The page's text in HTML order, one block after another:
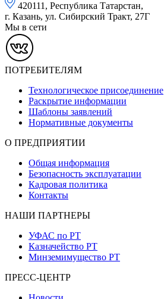
420111, Республика Татарстан,
г. Казань, ул. Сибирский Тракт, 27Г
Мы в сети
ПОТРЕБИТЕЛЯМ
Технологическое присоединение
Раскрытие информации
Шаблоны заявлений
Нормативные документы
О ПРЕДПРИЯТИИ
Общая информация
Безопасность эксплуатации
Кадровая политика
Контакты
НАШИ ПАРТНЕРЫ
УФАС по РТ
Казначейство РТ
Минземимущество РТ
ПРЕСС-ЦЕНТР